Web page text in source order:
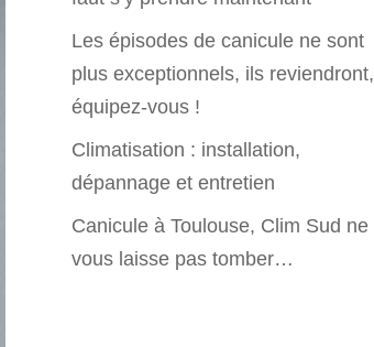
Les épisodes de canicule ne sont
plus exceptionnels, ils reviendront,
équipez-vous !
Climatisation : installation,
dépannage et entretien
Canicule à Toulouse, Clim Sud ne
vous laisse pas tomber…